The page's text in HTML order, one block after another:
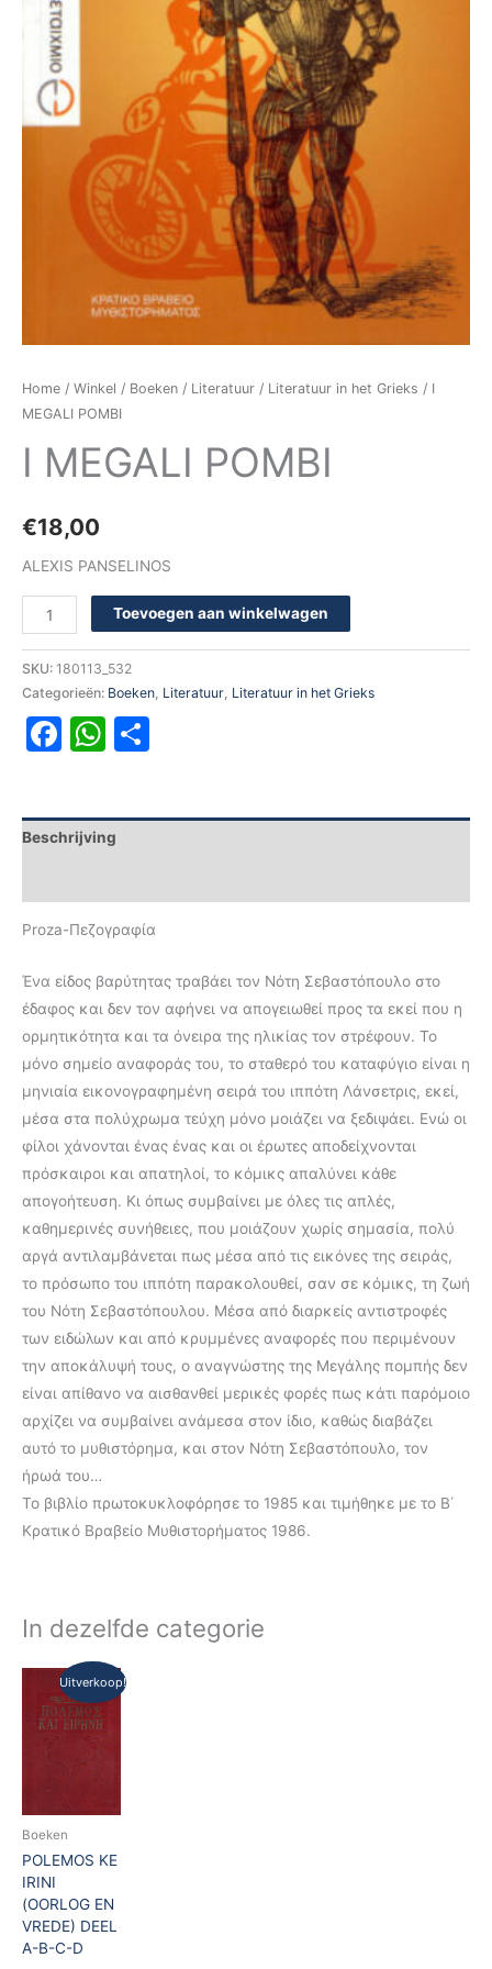
Home / Winkel / Boeken / Literatuur / Literatuur in het Grieks / I
MEGALI POMBI
I MEGALI POMBI
€18,00
ALEXIS PANSELINOS
Toevoegen aan winkelwagen
SKU: 180113_532
Categorieën: Boeken Literatuur Literatuur in het Grieks
Facebook
WhatsApp
Beschrijving
Proza-Πεζογραφία
Ένα είδος βαρύτητας τραβάει τον Νότη Σεβαστόπουλο στο
έδαφος και δεν τον αφήνει να απογειωθεί προς τα εκεί που η
ορμητικότητα και τα όνειρα της ηλικίας τον στρέφουν. Το
μόνο σημείο αναφοράς του, το σταθερό του καταφύγιο είναι η
μηνιαία εικονογραφημένη σειρά του ιππότη Λάνσετρις, εκεί,
μέσα στα πολύχρωμα τεύχη μόνο μοιάζει να ξεδιψάει. Ενώ οι
φίλοι χάνονται ένας ένας και οι έρωτες αποδείχνονται
πρόσκαιροι και απατηλοί, το κόμικς απαλύνει κάθε
απογοήτευση. Κι όπως συμβαίνει με όλες τις απλές,
καθημερινές συνήθειες, που μοιάζουν χωρίς σημασία, πολύ
αργά αντιλαμβάνεται πως μέσα από τις εικόνες της σειράς,
το πρόσωπο του ιππότη παρακολουθεί, σαν σε κόμικς, τη ζωή
του Νότη Σεβαστόπουλου. Μέσα από διαρκείς αντιστροφές
των ειδώλων και από κρυμμένες αναφορές που περιμένουν
την αποκάλυψή τους, ο αναγνώστης της Μεγάλης πομπής δεν
είναι απίθανο να αισθανθεί μερικές φορές πως κάτι παρόμοιο
αρχίζει να συμβαίνει ανάμεσα στον ίδιο, καθώς διαβάζει
αυτό το μυθιστόρημα, και στον Νότη Σεβαστόπουλο, τον
ήρωά του…
Το βιβλίο πρωτοκυκλοφόρησε το 1985 και τιμήθηκε με το Β΄
Κρατικό Βραβείο Μυθιστορήματος 1986.
In dezelfde categorie
Uitverkoop!
Boeken
POLEMOS KE
IRINI
(OORLOG EN
VREDE) DEEL
A-B-C-D
Oorspronkelijke
prijs
was:
€85,00.
Huidige
prijs